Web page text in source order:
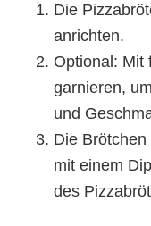
Die
anrichten.
Optional: Mit
garnieren,
und
Die
mit einem
des